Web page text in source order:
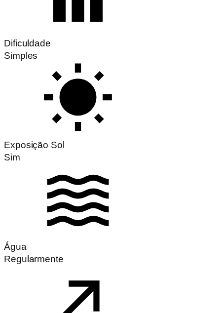
Dificuldade
Simples
Exposição Sol
Sim
Água
Regularmente